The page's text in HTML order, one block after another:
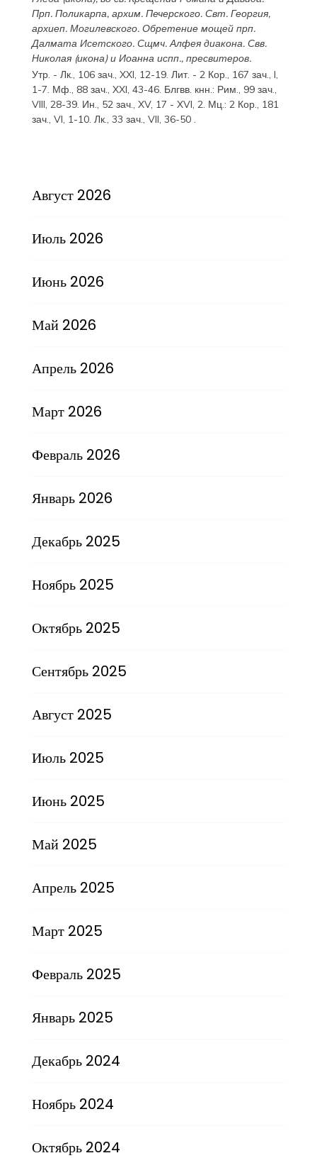
Прп. Поликарпа, архим. Печерского. Свт. Георгия,
архиеп. Могилевского. Обретение мощей прп.
ДалматаИсетского. Сщмч.Алфеядиакона. Свв.
Николая(икона) и Иоаннаиспп., пресвитеров.
Утр. - Лк., 106 зач., XXI, 12-19. Лит. - 2 Кор., 167 зач., I,
1-7. Мф., 88 зач., XXI, 43-46. Блгвв. кнн.: Рим., 99 зач.,
VIII, 28-39. Ин., 52 зач., XV, 17 - XVI, 2. Мц.: 2 Кор., 181
зач., VI, 1-10. Лк., 33 зач., VII, 36-50 .
Август 2026
Июль 2026
Июнь 2026
Май 2026
Апрель 2026
Март 2026
Февраль 2026
Январь 2026
Декабрь 2025
Ноябрь 2025
Октябрь 2025
Сентябрь 2025
Август 2025
Июль 2025
Июнь 2025
Май 2025
Апрель 2025
Март 2025
Февраль 2025
Январь 2025
Декабрь 2024
Ноябрь 2024
Октябрь 2024